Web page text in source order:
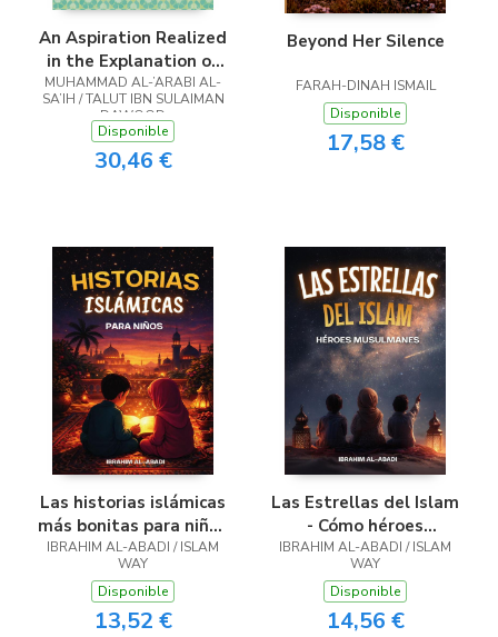
An Aspiration Realized
in the Explanation of
'The Aim of the
Disciple' (Volume 1) -
Bughyah al-Mustafid li
Sharh Munyah al-Murid
MUHAMMAD AL-’ARABI AL-
SA’IH / TALUT IBN SULAIMAN
DAWOOD
Disponible
30,46 €
Beyond Her Silence
FARAH-DINAH ISMAIL
Disponible
17,58 €
Las historias islámicas
más bonitas para niños
- 31 historias sobre
nuestro profeta
Muhammad (saw), sus
compañeros y los
IBRAHIM AL-ABADI / ISLAM
WAY
Disponible
13,52 €
Las Estrellas del Islam
- Cómo héroes
musulmanes
cambiaron el mundo
IBRAHIM AL-ABADI / ISLAM
WAY
Disponible
14,56 €